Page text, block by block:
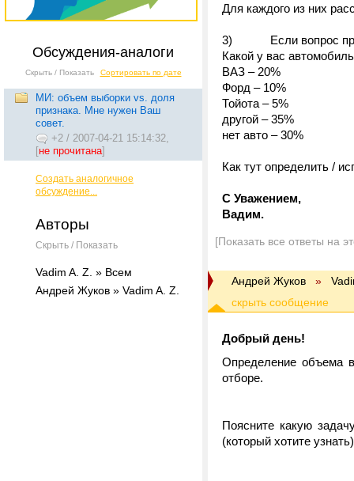
Обсуждения-аналоги
Скрыть / Показать Сортировать по дате
МИ: объем выборки vs. доля
признака. Мне нужен Ваш
совет.
+2 / 2007-04-21 15:14:32,
[не прочитана]
Создать аналогичное
обсуждение...
Авторы
Скрыть / Показать
Vadim A. Z. » Всем
Андрей Жуков » Vadim A. Z.
Для каждого из них
3) Если вопрос
Какой у вас
ВАЗ – 20%
Форд – 10%
Тойота – 5%
другой – 35%
нет авто – 30%
Как тут определить /
С Уважением,
Вадим.
[Показать все ответы на
Андрей Жуков »
Добрый день!
Определение объема
отборе.
Поясните какую
(который хотите